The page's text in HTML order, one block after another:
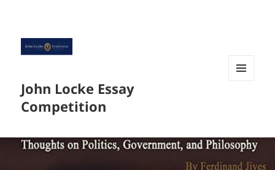
John Locke Essay
Competition